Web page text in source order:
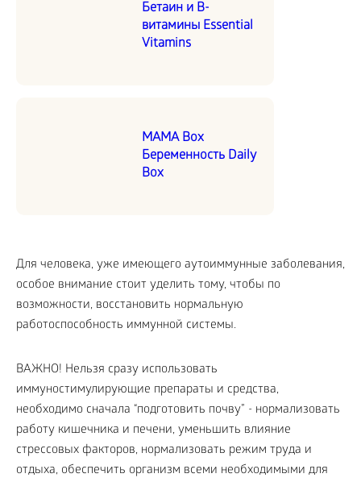
Бетаин и В-
витамины Essential
Vitamins
MAMA Box
Беременность Daily
Box
Для человека, уже имеющего аутоиммунные заболевания,
особое внимание стоит уделить тому, чтобы по
возможности, восстановить нормальную
работоспособность иммунной системы.
ВАЖНО! Нельзя сразу использовать
иммуностимулирующие препараты и средства,
необходимо сначала “подготовить почву” - нормализовать
работу кишечника и печени, уменьшить влияние
стрессовых факторов, нормализовать режим труда и
отдыха, обеспечить организм всеми необходимыми для